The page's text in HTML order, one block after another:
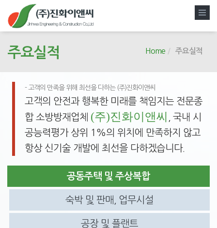
주요실적 Home 주요실적
- 고객의 만족을 위해 최선을 다하는 (주)진화이앤씨
고객의 안전과 행복한 미래를 책임지는 전문종
합 소방방재업체 (주)진화이앤씨
, 국내 시
공능력평가 상위 1%의 위치에 만족하지 않고
항상 신기술 개발에 최선을 다하겠습니다.
공동주택 및 주상복합
숙박 및 판매, 업무시설
공장 및 플랜트